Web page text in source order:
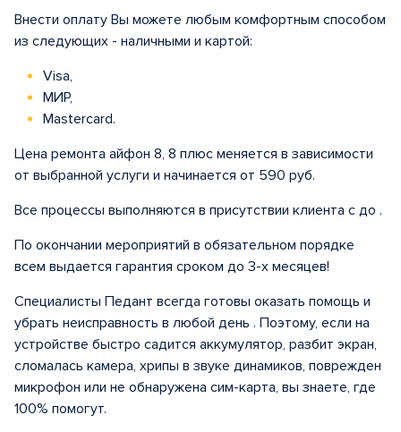
Внести оплату Вы можете любым комфортным способом
из следующих - наличными и картой:
Visa,
МИР,
Mastercard.
Цена ремонта айфон 8, 8 плюс меняется в зависимости
от выбранной услуги и начинается от 590 руб.
Все процессы выполняются в присутствии клиента с до .
По окончании мероприятий в обязательном порядке
всем выдается гарантия сроком до 3-х месяцев!
Специалисты Педант всегда готовы оказать помощь и
убрать неисправность в любой день . Поэтому, если на
устройстве быстро садится аккумулятор, разбит экран,
сломалась камера, хрипы в звуке динамиков, поврежден
микрофон или не обнаружена сим-карта, вы знаете, где
100% помогут.